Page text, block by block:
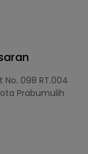
No. 098 RT.004
Prabumulih